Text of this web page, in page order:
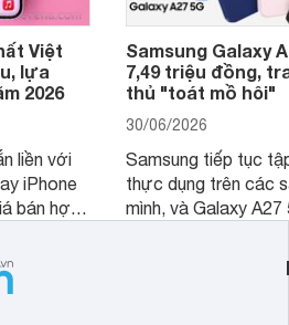
Việt
lựa
2026
liền với
iPhone
bán hợp
Samsung Galaxy
7,49 triệu đồng,
thủ "toát mồ hôi"
30/06/2026
Samsung tiếp tục
thực dụng trên các
mình, và Galaxy
tới cho người dùng
lượng với nhiều